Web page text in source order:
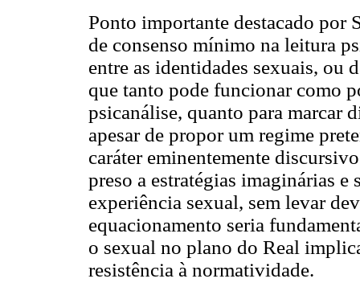
Ponto importante destacado por
de consenso mínimo na leitura
entre as identidades sexuais, ou
que tanto pode funcionar como
psicanálise, quanto para marcar
apesar de propor um regime
caráter eminentemente
preso a estratégias imaginárias
experiência sexual, sem levar
equacionamento seria
o sexual no plano do Real
resistência à normatividade.